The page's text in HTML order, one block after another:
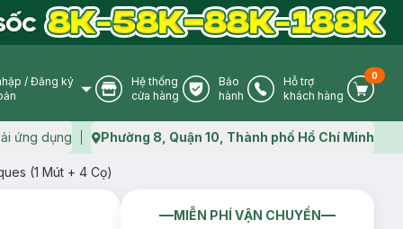
User Icon
/ Đăng ký
Store Icon
Hệ thống
cửa hàng
Warranty Icon
Bảo
hành
Phone Icon
Hỗ trợ
khách hàng
Cart
0
ứng dụng Map icon
Phường 8, Quận 10, Thành phố Hồ Chí Minh
(1 Mút + 4 Cọ)
MIỄN PHÍ VẬN CHUYỂN